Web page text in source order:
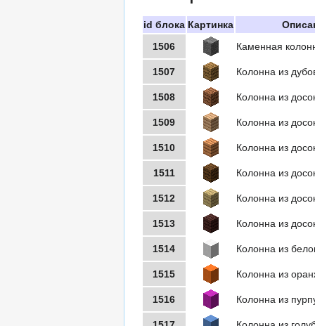
id блока Картинка
1506
Каменная
1507 Колонна из
1508 Колонна из
1509 Колонна из
1510 Колонна из
1511 Колонна из
1512 Колонна из
1513 Колонна из
1514 Колонна из
1515 Колонна из
1516 Колонна из